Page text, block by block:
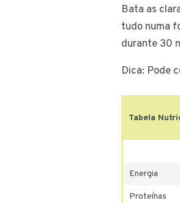
Bata as
tudo numa
durante 30
Dica: Pode
Tabela
Energia
Proteínas